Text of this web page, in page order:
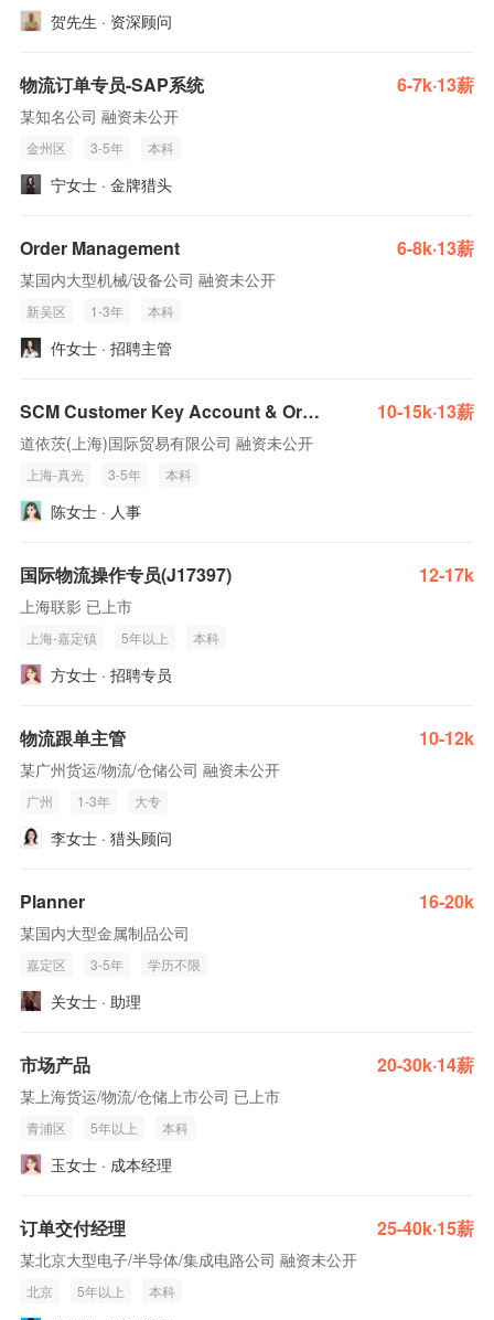
贺先生 · 资深顾问
物流订单专员-SAP系统 6-7k·13薪
某知名公司 融资未公开
金州区 3-5年 本科
宁女士 · 金牌猎头
Order Management 6-8k·13薪
某国内大型机械/设备公司 融资未公开
新吴区 1-3年 本科
仵女士 · 招聘主管
SCM Customer Key Account & Order Management 供应链客户与订单管理 10-15k·13薪
道依茨(上海)国际贸易有限公司 融资未公开
上海-真光 3-5年 本科
陈女士 · 人事
国际物流操作专员(J17397) 12-17k
上海联影 已上市
上海-嘉定镇 5年以上 本科
方女士 · 招聘专员
物流跟单主管 10-12k
某广州货运/物流/仓储公司 融资未公开
广州 1-3年 大专
李女士 · 猎头顾问
Planner 16-20k
某国内大型金属制品公司
嘉定区 3-5年 学历不限
关女士 · 助理
市场产品 20-30k·14薪
某上海货运/物流/仓储上市公司 已上市
青浦区 5年以上 本科
玉女士 · 成本经理
订单交付经理 25-40k·15薪
某北京大型电子/半导体/集成电路公司 融资未公开
北京 5年以上 本科